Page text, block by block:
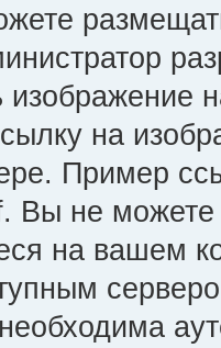
на
Пример
Вы не можете
на вашем